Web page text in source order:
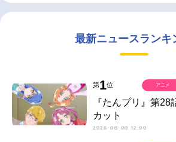
最新ニュースランキ
第1位
『たんプリ』第
カット
2026-08-08 12:00
アニメ